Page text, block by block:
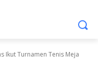
Ikut Turnamen Tenis Meja